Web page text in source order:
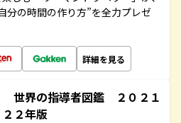
分の時間の作り方”を全力プレゼ
詳細を見る
世界の指導者図鑑 ２０２１
２年版